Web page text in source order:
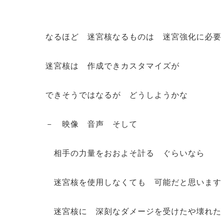
なるほど 迷宮核なるものは 迷宮強化に必
迷宮核は 作成できカスタマイズが
できそうではなるが どうしようかな
－ 映像 音声 そして
相手の力量をおおよそ計る ぐらいなら
迷宮核を使用しなくても 可能だと思います
迷宮核に 深刻なダメージを受けたや壊れ